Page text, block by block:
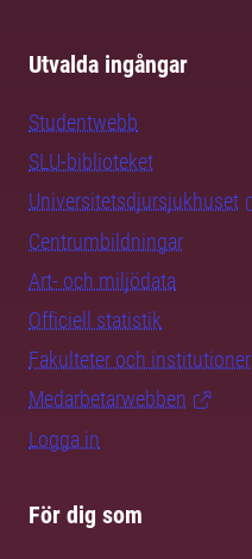
Utvalda ingångar
Studentwebb
SLU-biblioteket
Universitetsdjursjukhuset
Centrumbildningar
Art- och miljödata
Officiell statistik
Fakulteter och institutioner
Medarbetarwebben
Logga in
För dig som